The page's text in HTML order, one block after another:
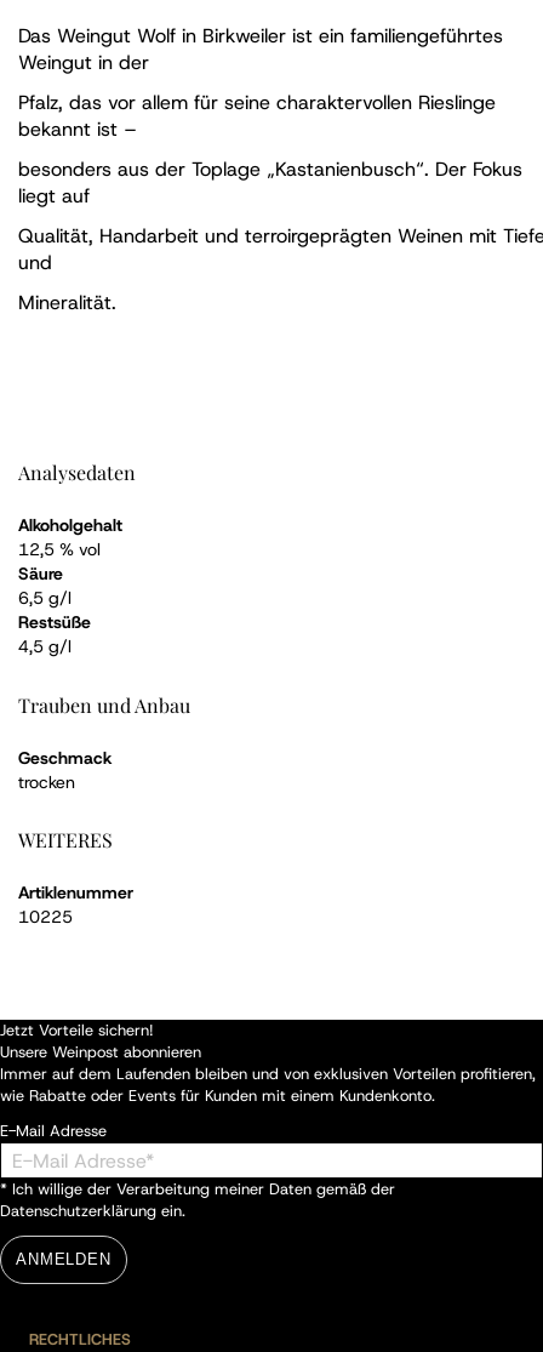
Das Weingut Wolf in Birkweiler ist ein familiengeführtes
Weingut in der
Pfalz, das vor allem für seine charaktervollen Rieslinge
bekannt ist –
besonders aus der Toplage „Kastanienbusch“. Der Fokus
liegt auf
Qualität, Handarbeit und terroirgeprägten Weinen mit
und
Mineralität.
Analysedaten
Alkoholgehalt
12,5 % vol
Säure
6,5 g/l
Restsüße
4,5 g/l
Trauben und Anbau
Geschmack
trocken
WEITERES
Artiklenummer
10225
Jetzt Vorteile sichern!
Unsere Weinpost abonnieren
Immer auf dem Laufenden bleiben und von exklusiven Vorteilen profitieren,
wie Rabatte oder Events für Kunden mit einem Kundenkonto.
E-Mail Adresse
* Ich willige der Verarbeitung meiner Daten gemäß der
Datenschutzerklärung ein.
ANMELDEN
RECHTLICHES